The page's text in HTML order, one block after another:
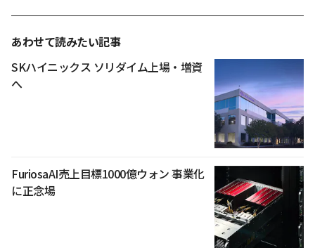
あわせて読みたい記事
SKハイニックス ソリダイム上場・増資
へ
FuriosaAI売上目標1000億ウォン 事業化
に正念場